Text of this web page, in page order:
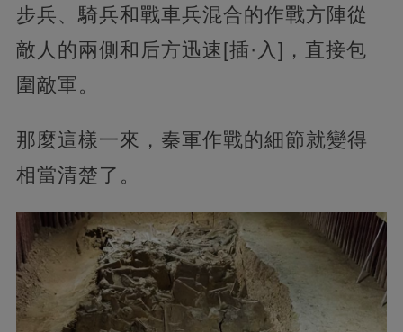
步兵、騎兵和戰車兵混合的作戰方陣從
敵人的兩側和后方迅速[插·入]，直接包
圍敵軍。
那麼這樣一來，秦軍作戰的細節就變得
相當清楚了。